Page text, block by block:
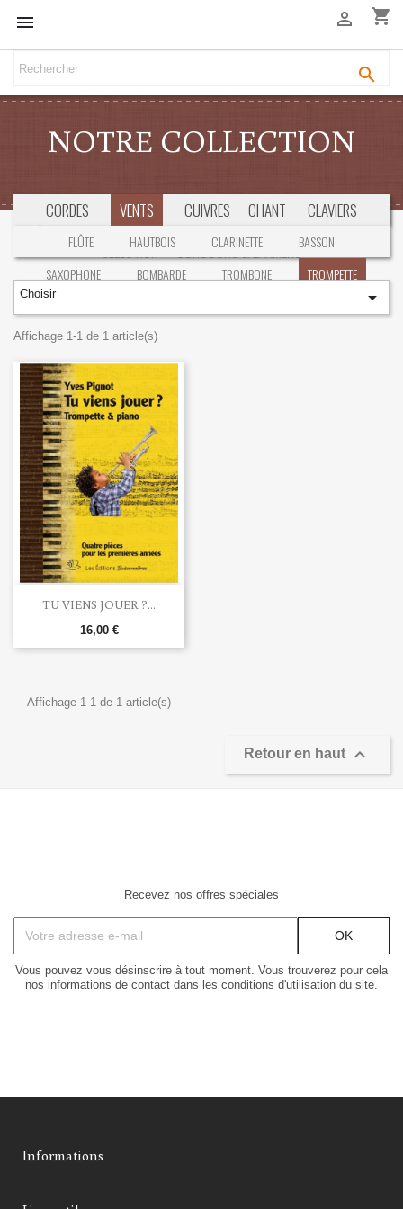
 shopping_cart


NOTRE COLLECTION
CORDES VENTS CUIVRES CHANT
CLAVIERS
PÉDAGOGIE
M. CHAMBRE ORCHESTRE LIVRES CD/DVD
SÉLECTION CONCOURS & EXAMENS
FLÛTE HAUTBOIS CLARINETTE
BASSON
SAXOPHONE
BOMBARDE TROMBONE
TROMPETTE
Choisir 
Affichage 1-1 de 1 article(s)
TU VIENS JOUER ?...
16,00 €
Affichage 1-1 de 1 article(s)
Retour en haut 
Recevez nos offres spéciales
Vous pouvez vous désinscrire à tout moment. Vous trouverez pour cela
nos informations de contact dans les conditions d'utilisation du site.
Informations